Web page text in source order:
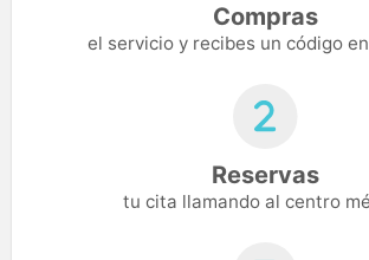
Compras
el servicio y recibes un código
Reservas
tu cita llamando al centro